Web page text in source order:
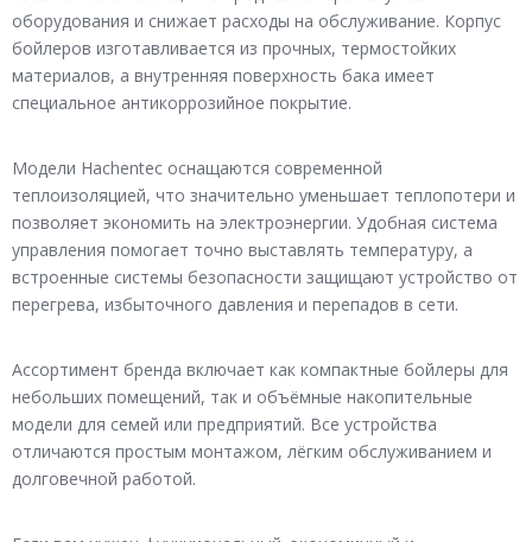
оборудования и снижает расходы на обслуживание. Корпус
бойлеров изготавливается из прочных, термостойких
материалов, а внутренняя поверхность бака имеет
специальное антикоррозийное покрытие.
Модели Hachentec оснащаются современной
теплоизоляцией, что значительно уменьшает теплопотери и
позволяет экономить на электроэнергии. Удобная система
управления помогает точно выставлять температуру, а
встроенные системы безопасности защищают устройство от
перегрева, избыточного давления и перепадов в сети.
Ассортимент бренда включает как компактные бойлеры для
небольших помещений, так и объёмные накопительные
модели для семей или предприятий. Все устройства
отличаются простым монтажом, лёгким обслуживанием и
долговечной работой.